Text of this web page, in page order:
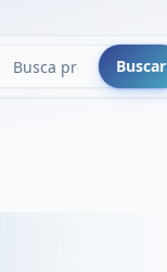
Buscar